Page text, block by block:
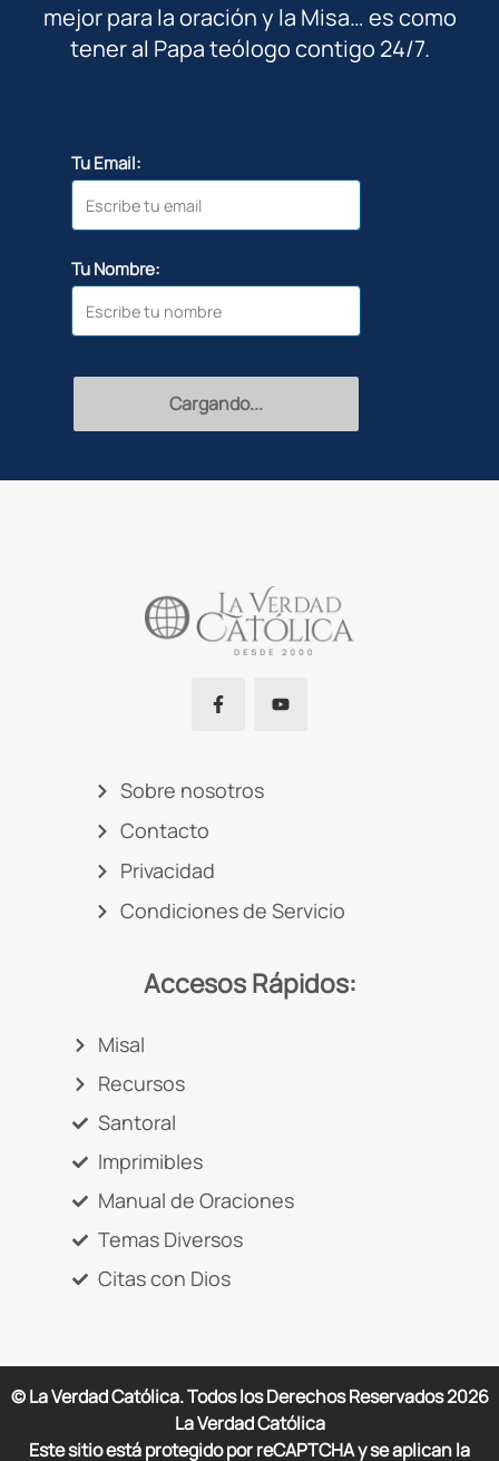
mejor para la oración y la Misa… es como
tener al Papa teólogo contigo 24/7.
Tu Email:
Tu Nombre:
Recibir
Sobre nosotros
Contacto
Privacidad
Condiciones de Servicio
Accesos Rápidos:
Misal
Recursos
Santoral
Imprimibles
Manual de Oraciones
Temas Diversos
Citas con Dios
© La Verdad Católica. Todos los Derechos Reservados2026
La Verdad Católica
Este sitio está protegido por reCAPTCHA y se aplican la